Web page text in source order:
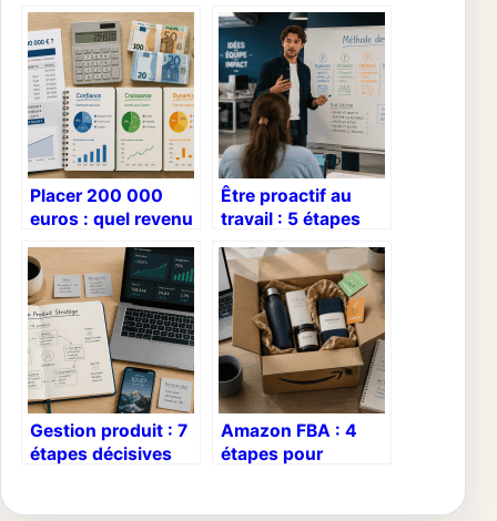
Placer 200 000
euros : quel revenu
selon votre profil ?
Être proactif au
travail : 5 étapes
et booster sa
carrière
Gestion produit : 7
étapes décisives
Amazon FBA : 4
étapes pour